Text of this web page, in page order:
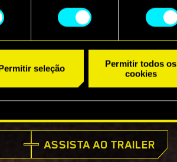
seleção
Permitir todos os
cookies
ASSISTA AO TRAILER